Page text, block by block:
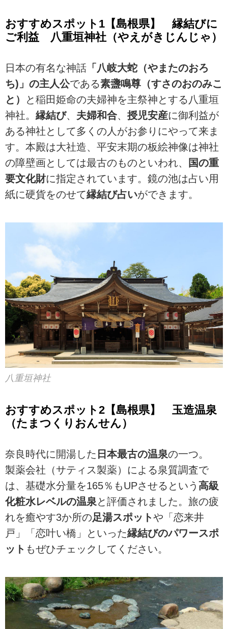
くにがえり会館、東十九社／西十
九社 など、旅に出る前に見ておき
たいお役立ち情報が満載！
おすすめスポット1【島根県】 縁結びに
ご利益 八重垣神社（やえがきじんじゃ）
日本の有名な神話 「八岐大蛇（やまたのおろ
ち)」の主人公である素盞鳴尊（すさのおのみこ
と）
と稲田姫命の夫婦神を主祭神とする八重垣
神社。 縁結び、 夫婦和合、 授児安産に御利益が
ある神社として多くの人がお参りにやって来ま
す。本殿は大社造、平安末期の板絵神像は神社
の障壁画としては最古のものといわれ、
国の重
要文化財に指定されています。鏡の池は占い用
紙に硬貨をのせて縁結び占いができます。
八重垣神社
おすすめスポット2【島根県】 玉造温泉
（たまつくりおんせん）
奈良時代に開湯した 日本最古の温泉の一つ。
製薬会社（サティス製薬）による泉質調査で
は、基礎水分量を165％もUPさせるという 高級
化粧水レベルの温泉と評価されました。旅の疲
れを癒やす3か所の足湯スポットや「恋来井
戸」「恋叶い橋」といった縁結びのパワースポ
ット もぜひチェックしてください。